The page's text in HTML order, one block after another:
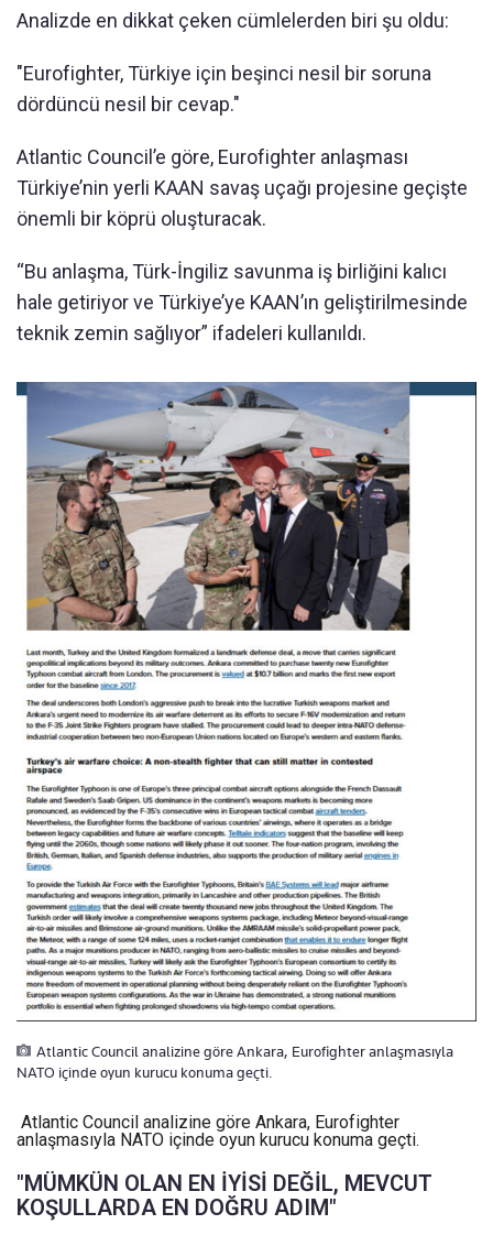
Analizde en dikkat çeken cümlelerden biri şu oldu:
"Eurofighter, Türkiye için beşinci nesil bir soruna
dördüncü nesil bir cevap."
Atlantic Council’e göre, Eurofighter anlaşması
Türkiye’nin yerli KAAN savaş uçağı projesine geçişte
önemli bir köprü oluşturacak.
“Bu anlaşma, Türk-İngiliz savunma iş birliğini kalıcı
hale getiriyor ve Türkiye’ye KAAN’ın geliştirilmesinde
teknik zemin sağlıyor” ifadeleri kullanıldı.
Atlantic Council analizine göre Ankara, Eurofighter anlaşmasıyla
NATO içinde oyun kurucu konuma geçti.
Atlantic Council analizine göre Ankara, Eurofighter
anlaşmasıyla NATO içinde oyun kurucu konuma geçti.
"MÜMKÜN OLAN EN İYİSİ DEĞİL, MEVCUT
KOŞULLARDA EN DOĞRU ADIM"